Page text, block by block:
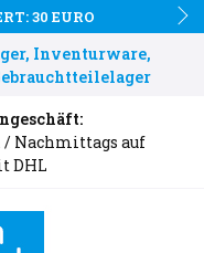
30 EURO
Inventurware,
/ Nachmittags auf
DHL